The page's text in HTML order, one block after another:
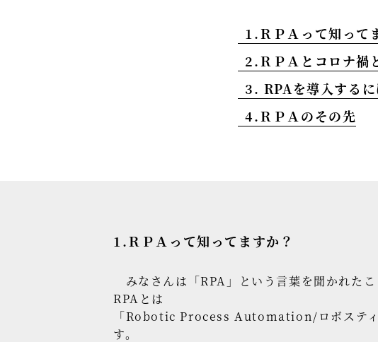
1.ＲＰＡって知って
2.ＲＰＡとコロナ禍
3. RPAを導入する
4.ＲＰＡのその先
1.ＲＰＡって知ってますか？
みなさんは「RPA」という言葉を聞かれたこ
RPAとは
「Robotic Process Automation/ロボスティ
す。